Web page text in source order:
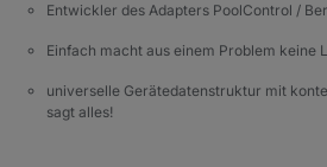
Entwickler des Adapters PoolControl /
Einfach macht aus einem Problem keine
universelle Gerätedatenstruktur mit
sagt alles!